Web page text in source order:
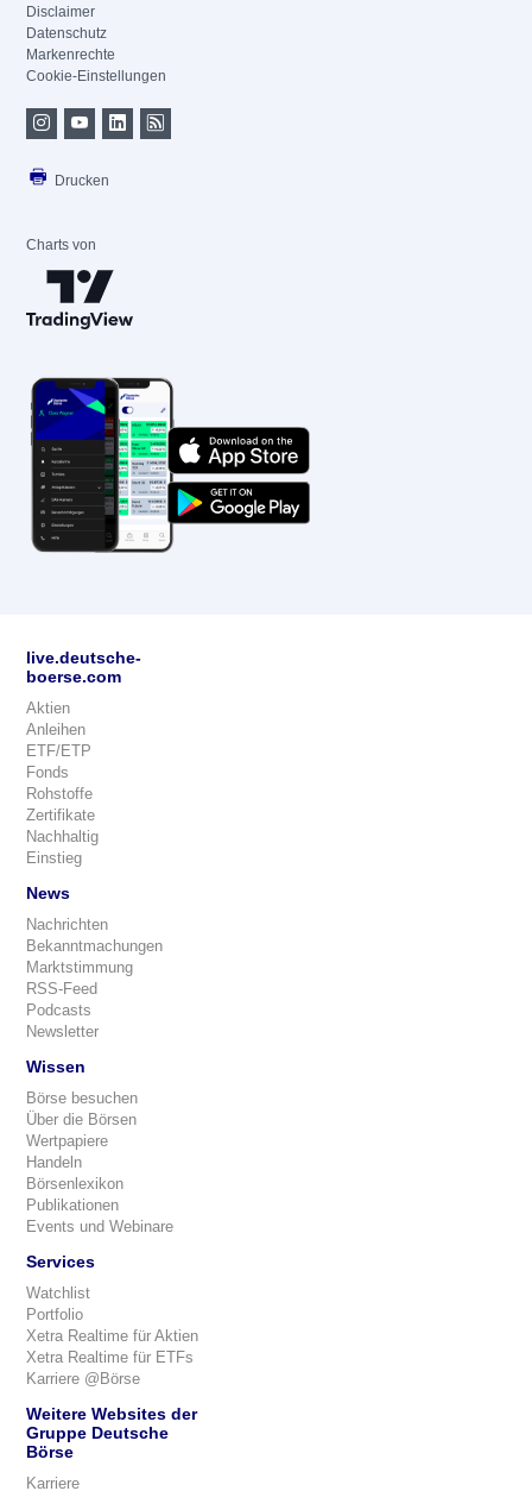
Disclaimer
Datenschutz
Markenrechte
Cookie-Einstellungen
Drucken
Charts von
live.deutsche-
boerse.com
Aktien
Anleihen
ETF/ETP
Fonds
Rohstoffe
Zertifikate
Nachhaltig
Einstieg
News
Nachrichten
Bekanntmachungen
Marktstimmung
RSS-Feed
Podcasts
Newsletter
Wissen
Börse besuchen
Über die Börsen
Wertpapiere
Handeln
Börsenlexikon
Publikationen
Events und Webinare
Services
Watchlist
Portfolio
Xetra Realtime für Aktien
Xetra Realtime für ETFs
Karriere @Börse
Weitere Websites der
Gruppe Deutsche
Börse
Karriere